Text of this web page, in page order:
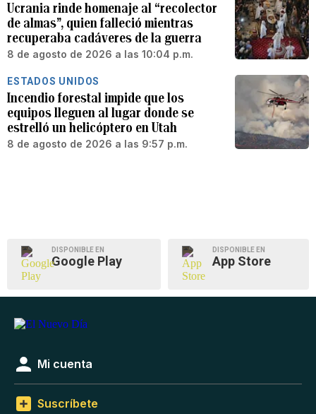
Ucrania rinde homenaje al “recolector
de almas”, quien falleció mientras
recuperaba cadáveres de la guerra
8 de agosto de 2026 a las 10:04 p.m.
ESTADOS UNIDOS
Incendio forestal impide que los
equipos lleguen al lugar donde se
estrelló un helicóptero en Utah
8 de agosto de 2026 a las 9:57 p.m.
DISPONIBLE EN
Google Play
DISPONIBLE EN
App Store
Mi cuenta
Suscríbete